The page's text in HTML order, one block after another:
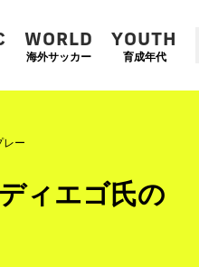
WORLD
海外サッカー
YOUTH
育成年代
レー
ィエゴ氏の